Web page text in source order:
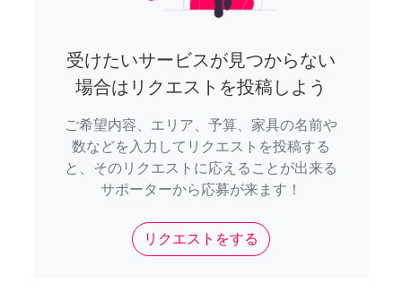
受けたいサービスが見つからない
場合はリクエストを投稿しよう
ご希望内容、エリア、予算、家具の名前や
数などを入力してリクエストを投稿する
と、そのリクエストに応えることが出来る
サポーターから応募が来ます！
リクエストをする